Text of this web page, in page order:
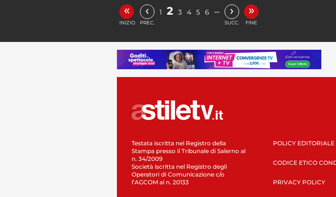
«
INIZIO
‹
PREC.
1 2 3 4 5 6 … ›
SUCC.
»
FINE
Testata iscritta nel Registro della
Stampa presso il Tribunale di Salerno al
n. 34/2009
Società iscritta nel Registro degli
Operatori di Comunicazione c/o
l’AGCOM al n. 20133
POLICY EDITORIALE
CODICE ETICO
PRIVACY POLICY